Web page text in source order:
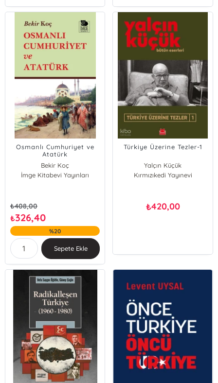
Osmanlı Cumhuriyet ve
Atatürk
Bekir Koç
İmge Kitabevi Yayınları
₺408,00
₺326,40
%20
Sepete Ekle
Türkiye Üzerine Tezler-1
Yalçın Küçük
Kırmızıkedi Yayınevi
₺420,00